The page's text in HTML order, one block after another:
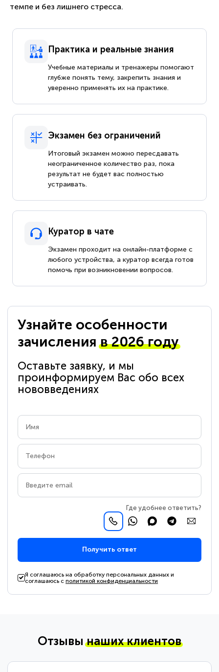
темпе и без лишнего стресса.
Практика и реальные знания
Учебные материалы и тренажеры помогают
глубже понять тему, закрепить знания и
уверенно применять их на практике.
Экзамен без ограничений
Итоговый экзамен можно пересдавать
неограниченное количество раз, пока
результат не будет вас полностью
устраивать.
Куратор в чате
Экзамен проходит на онлайн-платформе с
любого устройства, а куратор всегда готов
помочь при возникновении вопросов.
Узнайте особенности
зачисленияв 2026 году
Оставьте заявку, и мы
проинформируем Вас обо всех
нововведениях
Где удобнее ответить?
Получить ответ
Я соглашаюсь на обработку персональных данных и
соглашаюсь сполитикой конфиденциальности
Отзывынаших клиентов